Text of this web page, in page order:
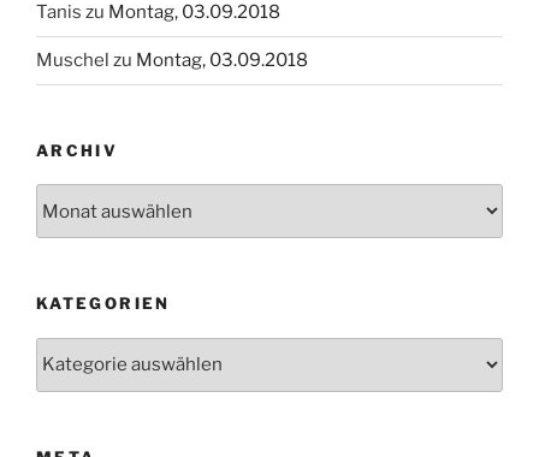
Tanis zu Montag, 03.09.2018
Muschel zu Montag, 03.09.2018
ARCHIV
KATEGORIEN